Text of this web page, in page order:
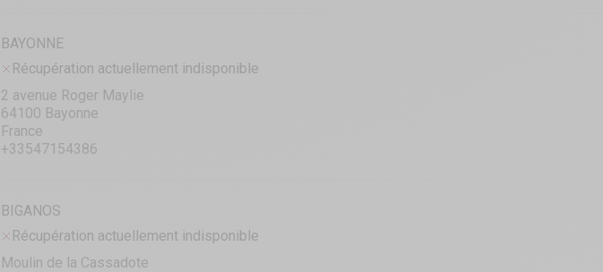
BAYONNE
Récupération actuellement indisponible
2 avenue Roger Maylie
64100 Bayonne
France
+33547154386
BIGANOS
Récupération actuellement indisponible
Moulin de la Cassadote